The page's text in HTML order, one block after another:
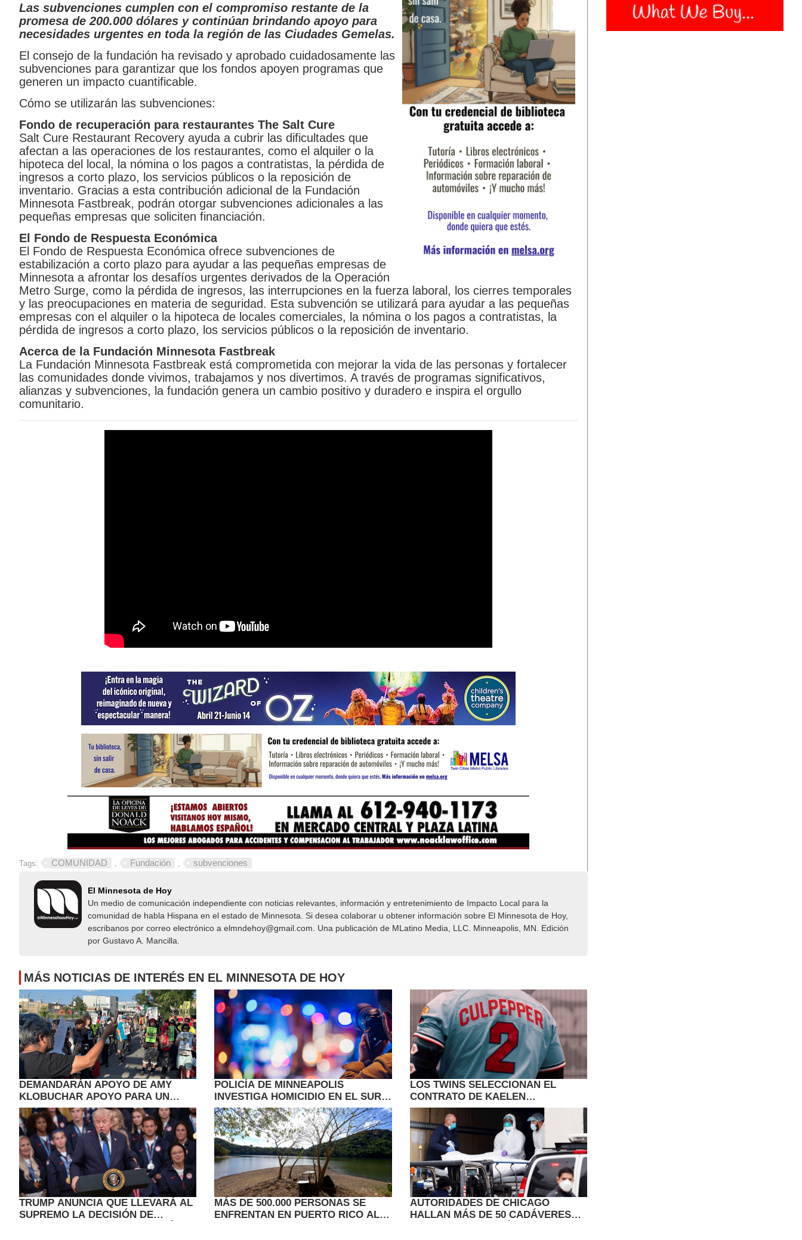
Las subvenciones cumplen con el compromiso restante de la
promesa de 200.000 dólares y continúan brindando apoyo para
necesidades urgentes en toda la región de las Ciudades Gemelas.
El consejo de la fundación ha revisado y aprobado cuidadosamente las
subvenciones para garantizar que los fondos apoyen programas que
generen un impacto cuantificable.
Cómo se utilizarán las subvenciones:
Fondo de recuperación para restaurantes The Salt Cure
Salt Cure Restaurant Recovery ayuda a cubrir las dificultades que
afectan a las operaciones de los restaurantes, como el alquiler o la
hipoteca del local, la nómina o los pagos a contratistas, la pérdida de
ingresos a corto plazo, los servicios públicos o la reposición de
inventario. Gracias a esta contribución adicional de la Fundación
Minnesota Fastbreak, podrán otorgar subvenciones adicionales a las
pequeñas empresas que soliciten financiación.
El Fondo de Respuesta Económica
El Fondo de Respuesta Económica ofrece subvenciones de
estabilización a corto plazo para ayudar a las pequeñas empresas de
Minnesota a afrontar los desafíos urgentes derivados de la Operación
Metro Surge, como la pérdida de ingresos, las interrupciones en la fuerza laboral, los cierres temporales
y las preocupaciones en materia de seguridad. Esta subvención se utilizará para ayudar a las pequeñas
empresas con el alquiler o la hipoteca de locales comerciales, la nómina o los pagos a contratistas, la
pérdida de ingresos a corto plazo, los servicios públicos o la reposición de inventario.
Acerca de la Fundación Minnesota Fastbreak
La Fundación Minnesota Fastbreak está comprometida con mejorar la vida de las personas y fortalecer
las comunidades donde vivimos, trabajamos y nos divertimos. A través de programas significativos,
alianzas y subvenciones, la fundación genera un cambio positivo y duradero e inspira el orgullo
comunitario.
Tags: COMUNIDAD Fundación subvenciones
El Minnesota de Hoy
Un medio de comunicación independiente con noticias relevantes, información y entretenimiento de Impacto Local​​ para la
comunidad de habla Hispana en el estado de Minnesota. Si desea colaborar u obtener información sobre El Minnesota de Hoy,
escribanos por correo electrónico a elmndehoy@gmail.com. Una publicación de MLatino Media, LLC. Minneapolis, MN. Edición
por Gustavo A. Mancilla.
MÁS NOTICIAS DE INTERÉS EN EL MINNESOTA DE HOY
DEMANDARÁN APOYO DE AMY
KLOBUCHAR APOYO PARA UN
ESTADO SANTUARIO
POLICÍA DE MINNEAPOLIS
INVESTIGA HOMICIDIO EN EL SUR
DE MINNEAPOLIS
LOS TWINS SELECCIONAN EL
CONTRATO DE KAELEN
CULPEPPER DE LOS SAINT PAUL
SAINTS
TRUMP ANUNCIA QUE LLEVARÁ AL
SUPREMO LA DECISIÓN DE
MÁS DE 500.000 PERSONAS SE
ENFRENTAN EN PUERTO RICO AL
AUTORIDADES DE CHICAGO
HALLAN MÁS DE 50 CADÁVERES